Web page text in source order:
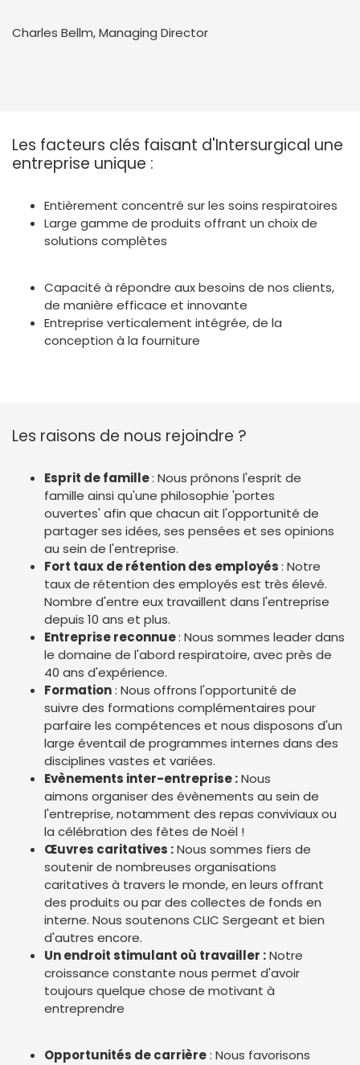
Charles Bellm, Managing Director
Les facteurs clés faisant d'Intersurgical une
entreprise unique :
Entièrement concentré sur les soins respiratoires
Large gamme de produits offrant un choix de
solutions complètes
Capacité à répondre aux besoins de nos clients,
de manière efficace et innovante
Entreprise verticalement intégrée, de la
conception à la fourniture
Les raisons de nous rejoindre ?
Esprit de famille: Nous prônons l'esprit de
famille ainsi qu'une philosophie 'portes
ouvertes' afin que chacun ait l'opportunité de
partager ses idées, ses pensées et ses opinions
au sein de l'entreprise.
Fort taux de rétention des employés: Notre
taux de rétention des employés est très élevé.
Nombre d'entre eux travaillent dans l'entreprise
depuis 10 ans et plus.
Entreprise reconnue: Nous sommes leader dans
le domaine de l'abord respiratoire, avec près de
40 ans d'expérience.
Formation: Nous offrons l'opportunité de
suivre des formations complémentaires pour
parfaire les compétences et nous disposons d'un
large éventail de programmes internes dans des
disciplines vastes et variées.
Evènements inter-entreprise :Nous
aimons organiser des évènements au sein de
l'entreprise, notamment des repas conviviaux ou
la célébration des fêtes de Noël !
Œuvres caritatives :Nous sommes fiers de
soutenir de nombreuses organisations
caritatives à travers le monde, en leurs offrant
des produits ou par des collectes de fonds en
interne. Nous soutenons CLIC Sergeant et bien
d'autres encore.
Un endroit stimulant où travailler :Notre
croissance constante nous permet d'avoir
toujours quelque chose de motivant à
entreprendre
Opportunités de carrière: Nous favorisons